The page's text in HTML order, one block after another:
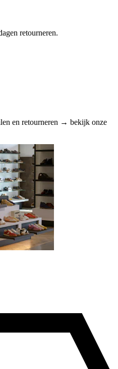
retourneren.
en retourneren → bekijk onze